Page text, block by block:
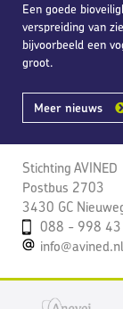
Een goede
verspreiding van
bijvoorbeeld een
groot.
Meer nieuws
Stichting AVINED
Postbus 2703
3430 GC
088 - 998
info@avined.nl